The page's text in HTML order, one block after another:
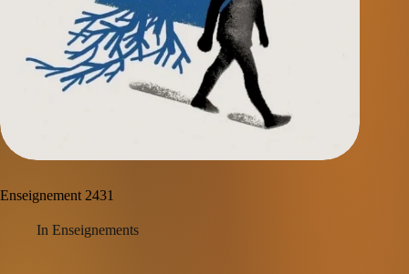
Enseignement 2431
In Enseignements